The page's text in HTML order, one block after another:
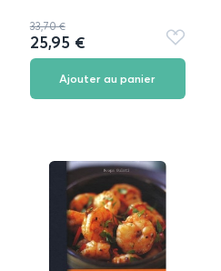
33,70 €
25,95 €
Ajouter
aux
Ajouter au panier